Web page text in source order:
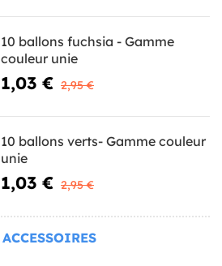
10 ballons fuchsia - Gamme
couleur unie
1,03 € 2,95 €
10 ballons verts- Gamme couleur
unie
1,03 € 2,95 €
ACCESSOIRES